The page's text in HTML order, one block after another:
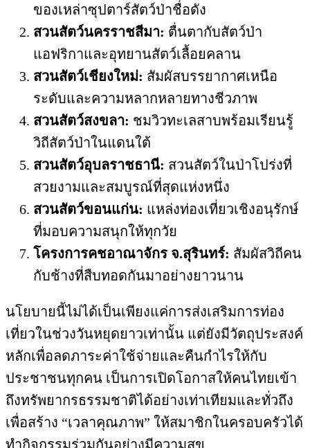
ของเหล่าซุปตาร์สัตว์ป่าชื่อดัง
สวนสัตว์นครราชสีมา: ตื่นตากับสัตว์ป่า
แอฟริกาและอุทยานสัตว์เลื้อยคลาน
สวนสัตว์เชียงใหม่: สัมผัสบรรยากาศเหนือ
ระดับและความหลากหลายทางชีวภาพ
สวนสัตว์สงขลา: ชมวิวทะเลสาบพร้อมเรียนรู้
วิถีสัตว์ป่าในแดนใต้
สวนสัตว์อุบลราชธานี: สวนสัตว์ในป่าโปร่งที่
สวยงามและสมบูรณ์ที่สุดแห่งหนึ่ง
สวนสัตว์ขอนแก่น: แหล่งท่องเที่ยวเชิงอนุรักษ์
ที่มอบความสนุกให้ทุกวัย
โครงการคชอาณาจักร จ.สุรินทร์: สัมผัสวิถีคน
กับช้างที่สืบทอดกันมาอย่างยาวนาน
นโยบายนี้ไม่ได้เป็นเพียงแค่การส่งเสริมการท่อง
เที่ยวในช่วงวันหยุดยาวเท่านั้น แต่ยังมีวัตถุประสงค์
หลักเพื่อลดภาระค่าใช้จ่ายและคืนกำไรให้กับ
ประชาชนทุกคน เป็นการเปิดโอกาสให้คนไทยเข้า
ถึงทรัพยากรธรรมชาติได้อย่างเท่าเทียมและทั่วถึง
เพื่อสร้าง “เวลาคุณภาพ” ให้สมาชิกในครอบครัวได้
ทำกิจกรรมร่วมกันอย่างมีความสุข